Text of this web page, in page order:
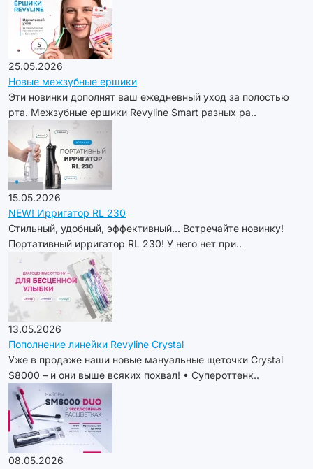
25.05.2026
Новые межзубные ершики
Эти новинки дополнят ваш ежедневный уход за полостью
рта. Межзубные ершики Revyline Smart разных ра..
15.05.2026
NEW! Ирригатор RL 230
Стильный, удобный, эффективный... Встречайте новинку!
Портативный ирригатор RL 230! У него нет при..
13.05.2026
Пополнение линейки Revyline Crystal
Уже в продаже наши новые мануальные щеточки Crystal
S8000 – и они выше всяких похвал! • Супероттенк..
08.05.2026